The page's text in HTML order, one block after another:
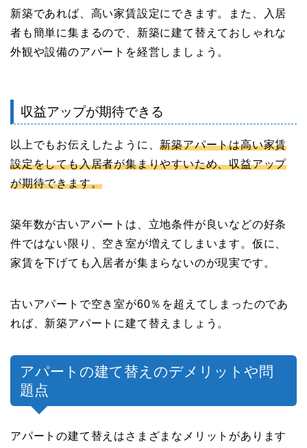
新築であれば、高い家賃設定にできます。また、入居
者も簡単に集まるので、新築に建て替えておしゃれな
外観や設備のアパートを経営しましょう。
収益アップが期待できる
以上でもお伝えしたように、新築アパートは高い家賃
設定をしても入居者が集まりやすいため、収益アップ
が期待できます。
築年数が古いアパートは、立地条件が良いなどの好条
件ではない限り、空き室が増えてしまいます。仮に、
家賃を下げても入居者が集まらないのが現実です。
古いアパートで空き室が60％を超えてしまったのであ
れば、新築アパートに建て替えましょう。
アパートの建て替えのデメリットや問
題点
アパートの建て替えはさまざまなメリットがあります